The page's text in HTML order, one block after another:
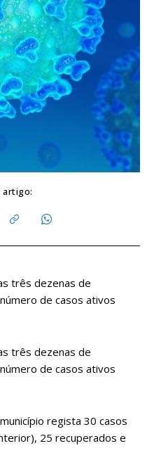
artigo:
três dezenas de
de casos ativos
três dezenas de
de casos ativos
regista 30 casos
25 recuperados e